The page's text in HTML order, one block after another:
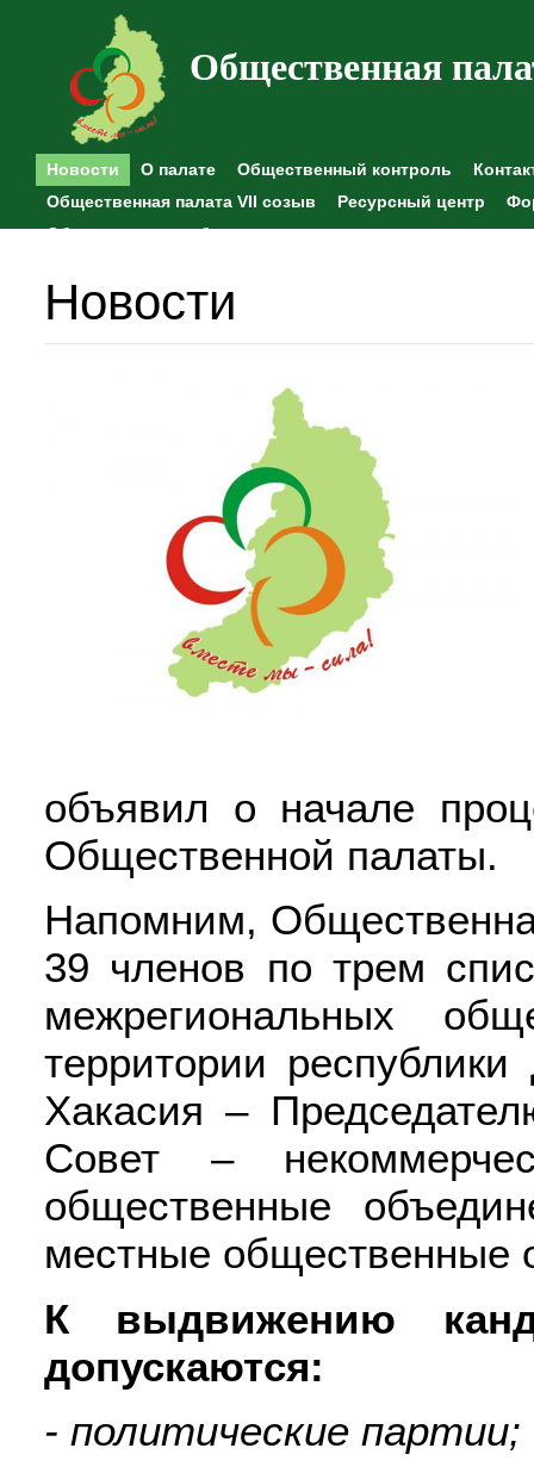
Общественная
Новости О палате Общественный контроль
Общественная палата VII созыв
Ресурсный центр
Общественные наблюдения
Новости
объявил о начале
Общественной палаты.
Напомним,
39 членов по трем
межрегиональных
территории
Хакасия –
Совет –
общественные
местные общественные
К выдвижению
допускаются:
- политические партии;